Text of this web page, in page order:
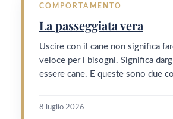
COMPORTAMENTO
La passeggiata vera
Uscire con il cane non significa
veloce per i bisogni. Significa
essere cane. E queste sono due
8 luglio 2026